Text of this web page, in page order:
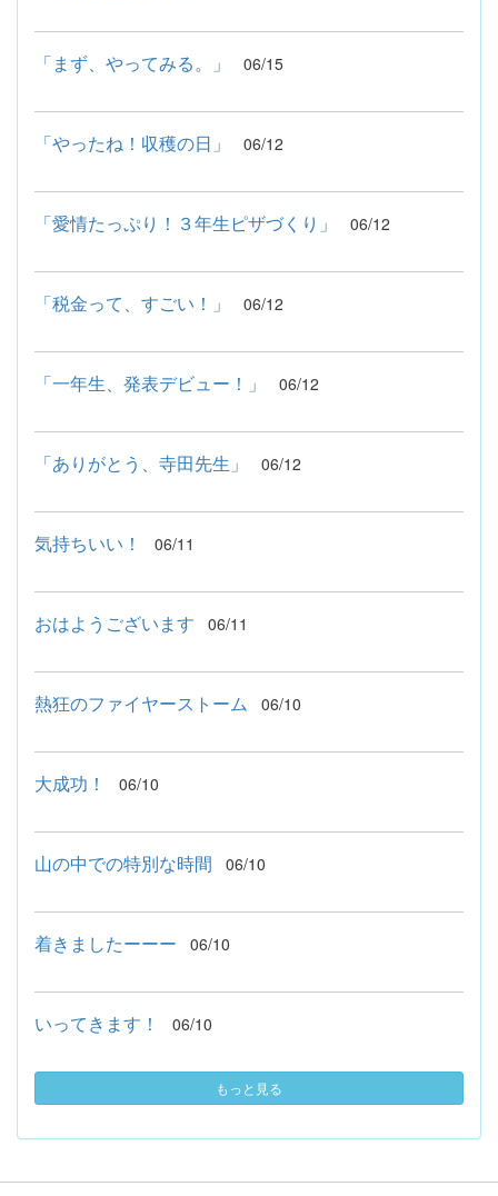
「まず、やってみる。」 06/15
「やったね！収穫の日」 06/12
「愛情たっぷり！３年生ピザづくり」 06/12
「税金って、すごい！」 06/12
「一年生、発表デビュー！」 06/12
「ありがとう、寺田先生」 06/12
気持ちいい！ 06/11
おはようございます 06/11
熱狂のファイヤーストーム 06/10
大成功！ 06/10
山の中での特別な時間 06/10
着きましたーーー 06/10
いってきます！ 06/10
もっと見る